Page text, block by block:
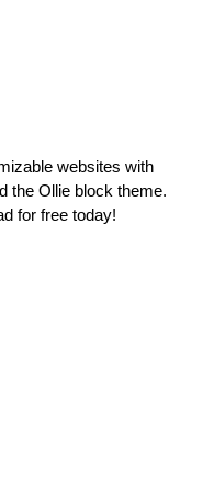
websites with
the Ollie block theme.
for free today!